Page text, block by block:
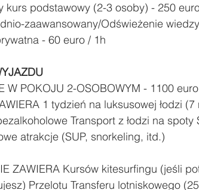
kurs podstawowy (2-3 osoby) - 250
zaawansowany/Odświeżenie
- 60 euro / 1h
W POKOJU 2-OSOBOWYM - 1100
1 tydzień na luksusowej łodzi
Transport z łodzi na
atrakcje (SUP, snorkeling, itd.)
ZAWIERA Kursów kitesurfingu (jeśli
Przelotu Transferu lotniskowego